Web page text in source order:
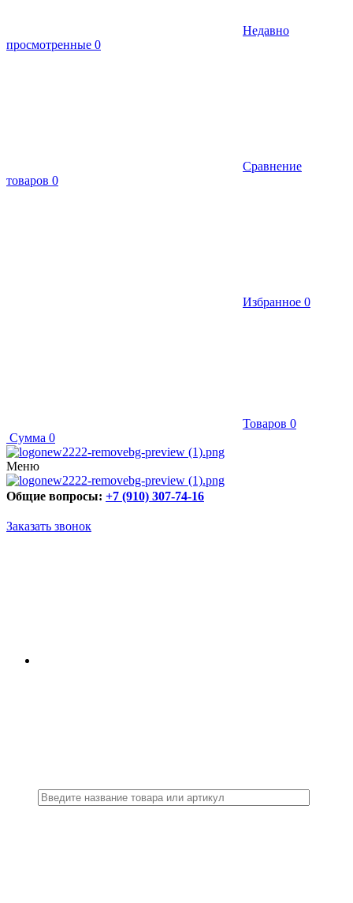
Недавно
просмотренные 0
Сравнение
товаров 0
Избранное 0
Товаров 0
Сумма 0
Меню
Общие вопросы: +7 (910) 307-74-16
Заказать звонок